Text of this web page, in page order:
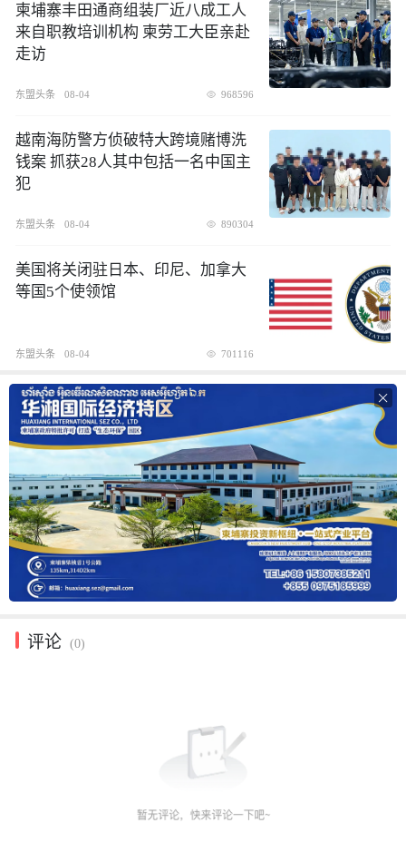
柬埔寨丰田通商组装厂近八成工人
来自职教培训机构 柬劳工大臣亲赴
走访
东盟头条 08-04 968596
越南海防警方侦破特大跨境赌博洗
钱案 抓获28人其中包括一名中国主
犯
东盟头条 08-04 890304
美国将关闭驻日本、印尼、加拿大
等国5个使领馆
东盟头条 08-04 701116

评论 (0)